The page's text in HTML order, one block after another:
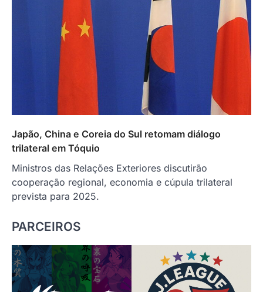
Japão, China e Coreia do Sul retomam diálogo
trilateral em Tóquio
Ministros das Relações Exteriores discutirão
cooperação regional, economia e cúpula trilateral
prevista para 2025.
PARCEIROS